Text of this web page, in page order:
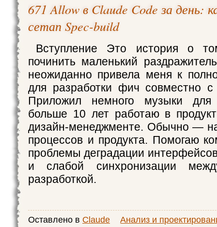
671 Allow в Claude Code за день:
сетап Spec-build
Вступление Это история о
починить маленький
неожиданно привела меня к
для разработки фич совместно с
Приложил немного музыки
больше 10 лет работаю в
дизайн‑менеджменте. Обычно —
процессов и продукта. Помогаю
проблемы деградации
и слабой синхронизации
разработкой.
Оставлено в Claude
Анализ и